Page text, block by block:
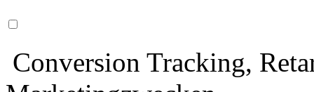
Conversion Tracking,